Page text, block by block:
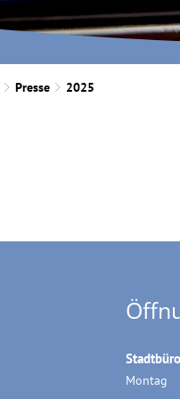
Presse 2025
Montag